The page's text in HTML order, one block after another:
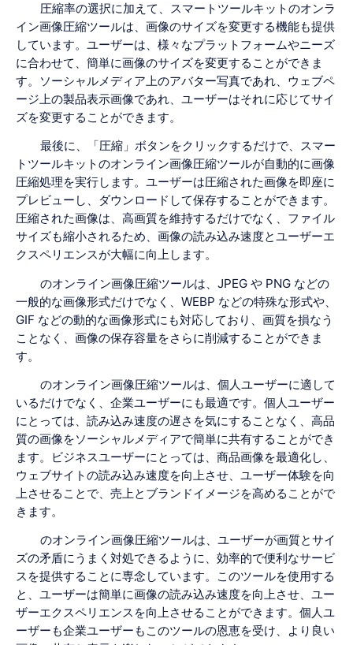
圧縮率の選択に加えて、スマートツールキットのオンラ
イン画像圧縮ツールは、画像のサイズを変更する機能も提供
しています。ユーザーは、様々なプラットフォームやニーズ
に合わせて、簡単に画像のサイズを変更することができま
す。ソーシャルメディア上のアバター写真であれ、ウェブペ
ージ上の製品表示画像であれ、ユーザーはそれに応じてサイ
ズを変更することができます。
最後に、「圧縮」ボタンをクリックするだけで、スマー
トツールキットのオンライン画像圧縮ツールが自動的に画像
圧縮処理を実行します。ユーザーは圧縮された画像を即座に
プレビューし、ダウンロードして保存することができます。
圧縮された画像は、高画質を維持するだけでなく、ファイル
サイズも縮小されるため、画像の読み込み速度とユーザーエ
クスペリエンスが大幅に向上します。
のオンライン画像圧縮ツールは、JPEG や PNG などの
一般的な画像形式だけでなく、WEBP などの特殊な形式や、
GIF などの動的な画像形式にも対応しており、画質を損なう
ことなく、画像の保存容量をさらに削減することができま
す。
のオンライン画像圧縮ツールは、個人ユーザーに適して
いるだけでなく、企業ユーザーにも最適です。個人ユーザー
にとっては、読み込み速度の遅さを気にすることなく、高品
質の画像をソーシャルメディアで簡単に共有することができ
ます。ビジネスユーザーにとっては、商品画像を最適化し、
ウェブサイトの読み込み速度を向上させ、ユーザー体験を向
上させることで、売上とブランドイメージを高めることがで
きます。
のオンライン画像圧縮ツールは、ユーザーが画質とサイ
ズの矛盾にうまく対処できるように、効率的で便利なサービ
スを提供することに専念しています。このツールを使用する
と、ユーザーは簡単に画像の読み込み速度を向上させ、ユー
ザーエクスペリエンスを向上させることができます。個人ユ
ーザーも企業ユーザーもこのツールの恩恵を受け、より良い